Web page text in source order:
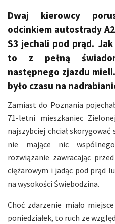
Dwaj kierowcy
odcinkiem autostrady
S3 jechali pod prąd.
to z pełną
następnego zjazdu
było czasu na
Zamiast do Poznania
71-letni mieszkaniec
najszybciej chciał skorygować
nie mające nic
rozwiązanie zawracając
ciężarowym i jadąc pod prąd
na wysokości Świebodzina.
Choć zdarzenie miało
poniedziałek, to ruch ze